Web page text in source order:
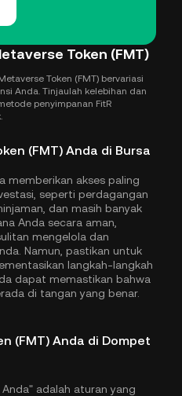
Token (FMT)
Token (FMT) bervariasi
Anda. Tinjaulah kelebihan dan
penyimpanan FitR
(FMT) Anda di Bursa
memberikan akses paling
seperti perdagangan
dan masih banyak
Anda secara aman,
mengelola dan
Namun, pastikan untuk
langkah-langkah
dapat memastikan bahwa
di tangan yang benar.
(FMT) Anda di Dompet
adalah aturan yang